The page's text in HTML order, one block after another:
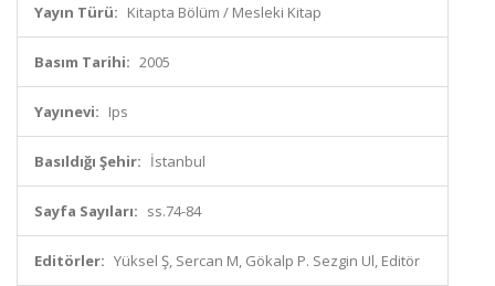
Yayın Türü: Kitapta Bölüm / Mesleki Kitap
Basım Tarihi: 2005
Yayınevi: Ips
Basıldığı Şehir: İstanbul
Sayfa Sayıları: ss.74-84
Editörler: Yüksel Ş, Sercan M, Gökalp P. Sezgin Ul, Editör